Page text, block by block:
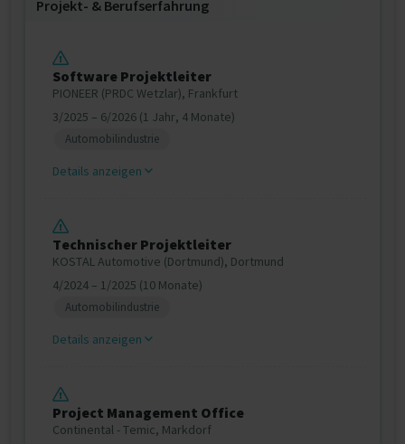
Projekt‐ & Berufserfahrung
Software Projektleiter
PIONEER (PRDC Wetzlar), Frankfurt
3/2025 – 6/2026 (1 Jahr, 4 Monate)
Automobilindustrie
Details anzeigen
Technischer Projektleiter
KOSTAL Automotive (Dortmund), Dortmund
4/2024 – 1/2025 (10 Monate)
Automobilindustrie
Details anzeigen
Project Management Office
Continental - Temic, Markdorf